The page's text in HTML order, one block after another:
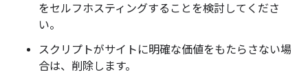
をセルフホスティングすることを検討してくださ
い。
スクリプトがサイトに明確な価値をもたらさない場
合は、削除します。